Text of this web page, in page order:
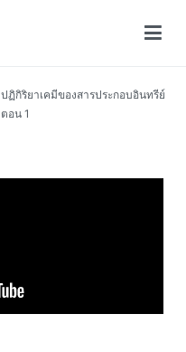
ปฏิกิริยาเคมีของสารประกอบอินทรีย์
ตอน 1